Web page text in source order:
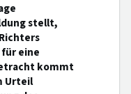
stellt,
eine
kommt
Urteil